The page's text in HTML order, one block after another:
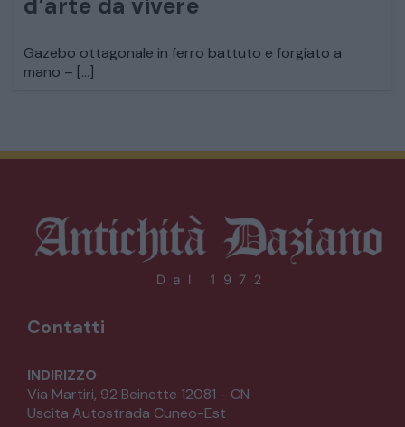
d’arte da vivere
Gazebo ottagonale in ferro battuto e forgiato a
mano – […]
Contatti
INDIRIZZO
Via Martiri, 92 Beinette 12081 - CN
Uscita Autostrada Cuneo-Est